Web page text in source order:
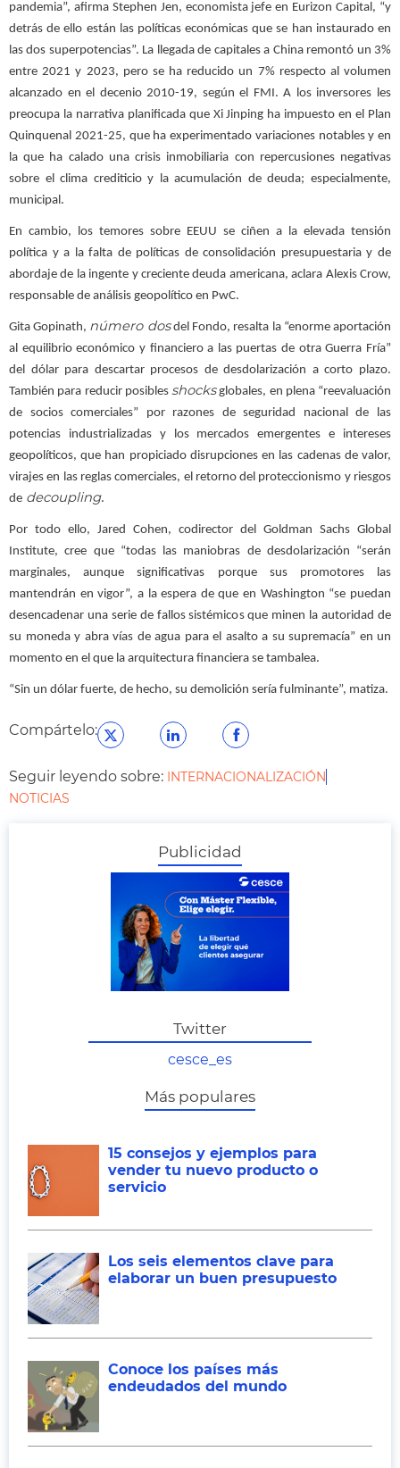
pandemia”, afirma Stephen Jen, economista jefe en Eurizon Capital, “y
detrás de ello están las políticas económicas que se han instaurado en
las dos superpotencias”. La llegada de capitales a China remontó un 3%
entre 2021 y 2023, pero se ha reducido un 7% respecto al volumen
alcanzado en el decenio 2010-19, según el FMI. A los inversores les
preocupa la narrativa planificada que Xi Jinping ha impuesto en el Plan
Quinquenal 2021-25, que ha experimentado variaciones notables y en
la que ha calado una crisis inmobiliaria con repercusiones negativas
sobre el clima crediticio y la acumulación de deuda; especialmente,
municipal.
En cambio, los temores sobre EEUU se ciñen a la elevada tensión
política y a la falta de políticas de consolidación presupuestaria y de
abordaje de la ingente y creciente deuda americana, aclara Alexis Crow,
responsable de análisis geopolítico en PwC.
Gita Gopinath, número dosdel Fondo, resalta la “enorme aportación
al equilibrio económico y financiero a las puertas de otra Guerra Fría”
del dólar para descartar procesos de desdolarización a corto plazo.
También para reducir posibles shocksglobales, en plena “reevaluación
de socios comerciales” por razones de seguridad nacional de las
potencias industrializadas y los mercados emergentes e intereses
geopolíticos, que han propiciado disrupciones en las cadenas de valor,
virajes en las reglas comerciales, el retorno del proteccionismo y riesgos
de decoupling.
Por todo ello, Jared Cohen, codirector del Goldman Sachs Global
Institute, cree que “todas las maniobras de desdolarización “serán
marginales, aunque significativas porque sus promotores las
mantendrán en vigor”, a la espera de que en Washington “se puedan
desencadenar una serie de fallos sistémicos que minen la autoridad de
su moneda y abra vías de agua para el asalto a su supremacía” en un
momento en el que la arquitectura financiera se tambalea.
“Sin un dólar fuerte, de hecho, su demolición sería fulminante”, matiza.
Compártelo:
Seguir leyendo sobre: INTERNACIONALIZACIÓN
NOTICIAS
Publicidad
Twitter
cesce_es
Más populares
15 consejos y ejemplos para
vender tu nuevo producto o
servicio
Los seis elementos clave para
elaborar un buen presupuesto
Conoce los países más
endeudados del mundo